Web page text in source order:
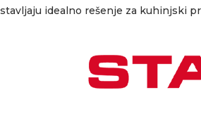
idealno rešenje za kuhinjski